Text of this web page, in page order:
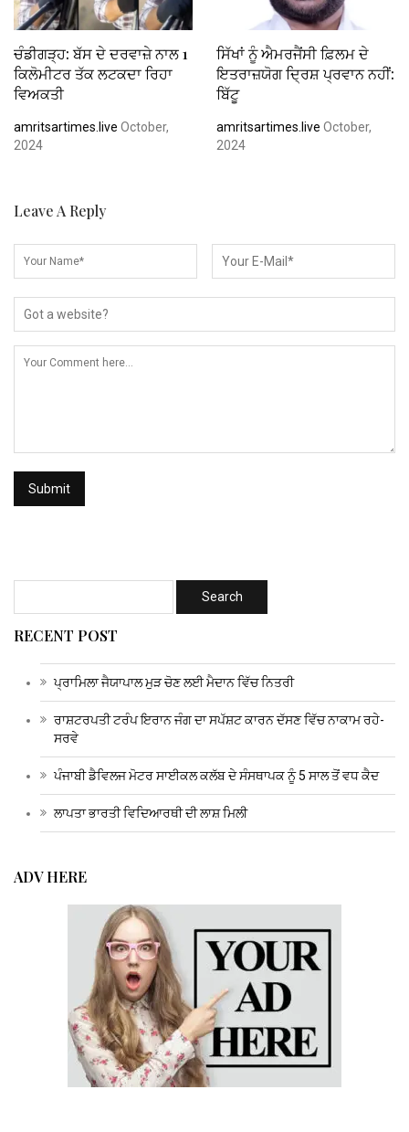
ਚੰਡੀਗੜ੍ਹ: ਬੱਸ ਦੇ ਦਰਵਾਜ਼ੇ ਨਾਲ 1
ਕਿਲੋਮੀਟਰ ਤੱਕ ਲਟਕਦਾ ਰਿਹਾ
ਵਿਅਕਤੀ
amritsartimes.live October,
2024
ਸਿੱਖਾਂ ਨੂੰ ਐਮਰਜੈਂਸੀ ਫ਼ਿਲਮ ਦੇ
ਇਤਰਾਜ਼ਯੋਗ ਦ੍ਰਿਸ਼ ਪ੍ਰਵਾਨ ਨਹੀਂ:
ਬਿੱਟੂ
amritsartimes.live October,
2024
Leave A Reply
RECENT POST
ਪ੍ਰਾਮਿਲਾ ਜੈਯਾਪਾਲ ਮੁੜ ਚੋਣ ਲਈ ਮੈਦਾਨ ਵਿੱਚ ਨਿਤਰੀ
ਰਾਸ਼ਟਰਪਤੀ ਟਰੰਪ ਇਰਾਨ ਜੰਗ ਦਾ ਸਪੱਸ਼ਟ ਕਾਰਨ ਦੱਸਣ ਵਿੱਚ ਨਾਕਾਮ ਰਹੇ-
ਸਰਵੇ
ਪੰਜਾਬੀ ਡੈਵਿਲਜ ਮੋਟਰ ਸਾਈਕਲ ਕਲੱਬ ਦੇ ਸੰਸਥਾਪਕ ਨੂੰ 5 ਸਾਲ ਤੋਂ ਵਧ ਕੈਦ
ਲਾਪਤਾ ਭਾਰਤੀ ਵਿਦਿਆਰਥੀ ਦੀ ਲਾਸ਼ ਮਿਲੀ
ADV HERE